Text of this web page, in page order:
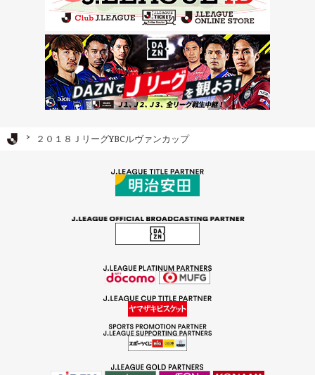
Ｊリーグ TOP
２０１８ＪリーグYBCルヴァンカップ